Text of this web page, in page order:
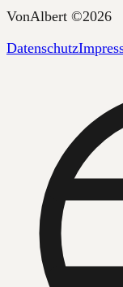
VonAlbert ©2026
Datenschutz